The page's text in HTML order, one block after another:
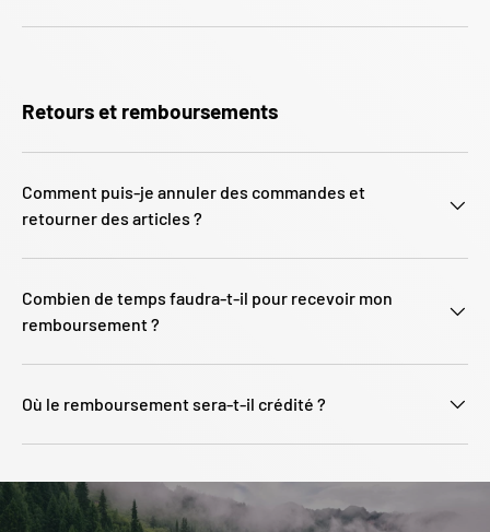
Retours et remboursements
Comment puis-je annuler des commandes et
retourner des articles ?
Combien de temps faudra-t-il pour recevoir mon
remboursement ?
Où le remboursement sera-t-il crédité ?